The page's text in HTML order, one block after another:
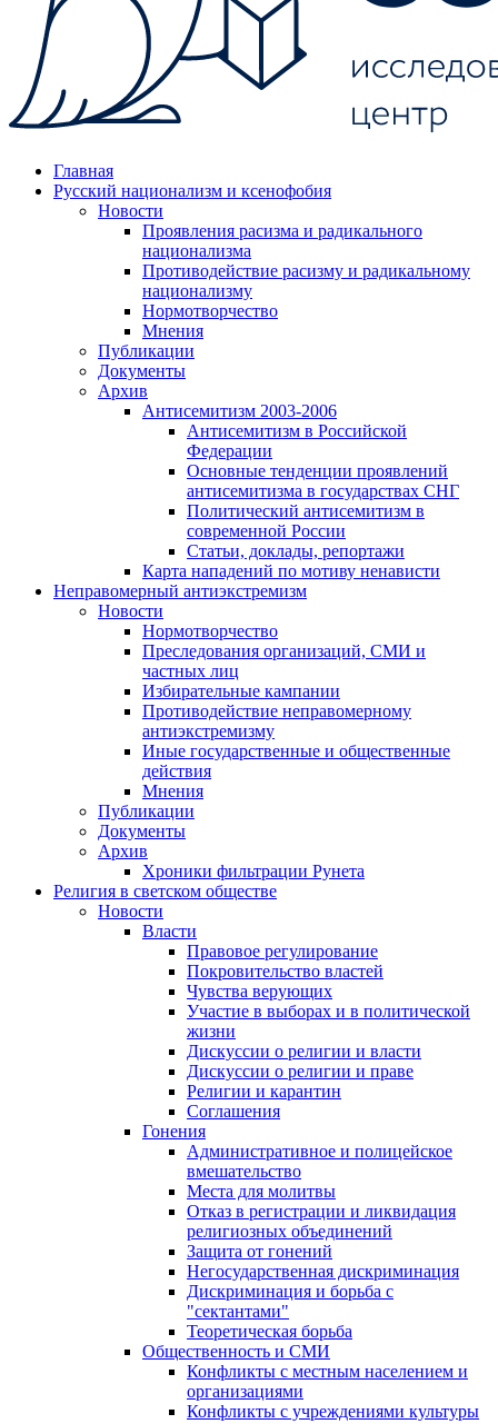
Главная
Русский национализм и ксенофобия
Новости
Проявления расизма и радикального
национализма
Противодействие расизму и радикальному
национализму
Нормотворчество
Мнения
Публикации
Документы
Архив
Антисемитизм 2003-2006
Антисемитизм в Российской
Федерации
Основные тенденции проявлений
антисемитизма в государствах СНГ
Политический антисемитизм в
современной России
Статьи, доклады, репортажи
Карта нападений по мотиву ненависти
Неправомерный антиэкстремизм
Новости
Нормотворчество
Преследования организаций, СМИ и
частных лиц
Избирательные кампании
Противодействие неправомерному
антиэкстремизму
Иные государственные и общественные
действия
Мнения
Публикации
Документы
Архив
Хроники фильтрации Рунета
Религия в светском обществе
Новости
Власти
Правовое регулирование
Покровительство властей
Чувства верующих
Участие в выборах и в политической
жизни
Дискуссии о религии и власти
Дискуссии о религии и праве
Религии и карантин
Соглашения
Гонения
Административное и полицейское
вмешательство
Места для молитвы
Отказ в регистрации и ликвидация
религиозных объединений
Защита от гонений
Негосударственная дискриминация
Дискриминация и борьба с
"сектантами"
Теоретическая борьба
Общественность и СМИ
Конфликты с местным населением и
организациями
Конфликты с учреждениями культуры